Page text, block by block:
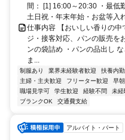
間： [1] 16:00～20:30 ・最低
土日祝・年末年始・お盆等入
仕事内容 【おいしい香りの
ジ・接客対応、パンの販売を
ンの袋詰め ・パンの品出し
ま...
制服あり 業界未経験者歓迎 扶養内
主婦・主夫歓迎
フリーター歓迎 早朝
職場見学可
学生歓迎 経験不問 未経
ブランクOK
交通費支給
アルバイト・パート